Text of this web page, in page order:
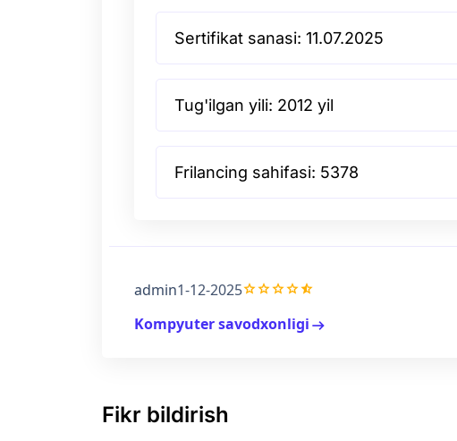
Sertifikat sanasi: 11.07.2025
Tug'ilgan yili: 2012 yil
Frilancing sahifasi: 5378
admin1-12-2025gradegradegradegradestar_half
Kompyuter savodxonligiarrow_right_alt
Fikr bildirish